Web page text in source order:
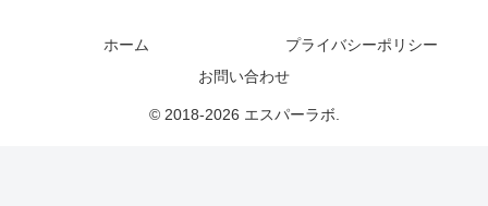
ホーム
プライバシーポリシー
お問い合わせ
© 2018-2026 エスパーラボ.